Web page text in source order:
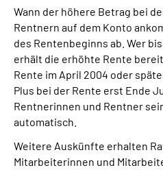
Mein
Wann der höhere Betrag bei
Rentnern auf dem Konto
des Rentenbeginns ab. Wer
erhält die erhöhte Rente
Rente im April 2004 oder
Plus bei der Rente erst Ende
Rentnerinnen und Rentner
automatisch.
Weitere Auskünfte erhalten
Mitarbeiterinnen und